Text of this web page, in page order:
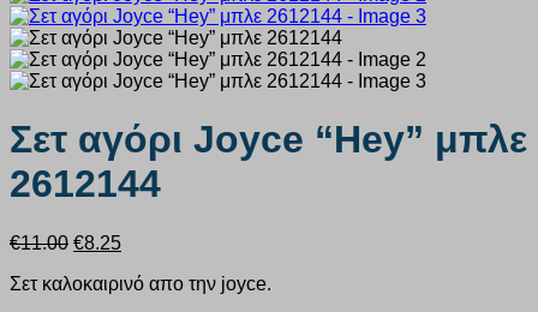
Σετ αγόρι Joyce “Hey” μπλε
2612144
€11.00 Original
was:
€8.25Η
τιμή
Σετ καλοκαιρινό απο την joyce.